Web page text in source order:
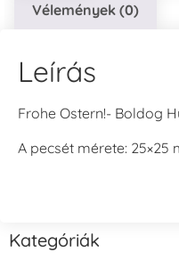
Vélemények (0)
Leírás
Frohe Ostern!- Boldog
A pecsét mérete: 25×25
Kategóriák